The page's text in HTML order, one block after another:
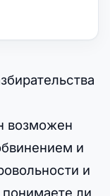
возможен
и
и
понимаете ли